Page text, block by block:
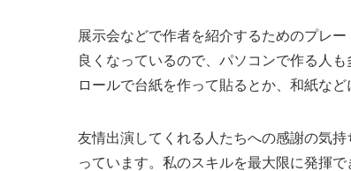
展示会などで作者を紹介するためのプレ
良くなっているので、パソコンで作る人
ロールで台紙を作って貼るとか、和紙な
友情出演してくれる人たちへの感謝の気
っています。私のスキルを最大限に発揮